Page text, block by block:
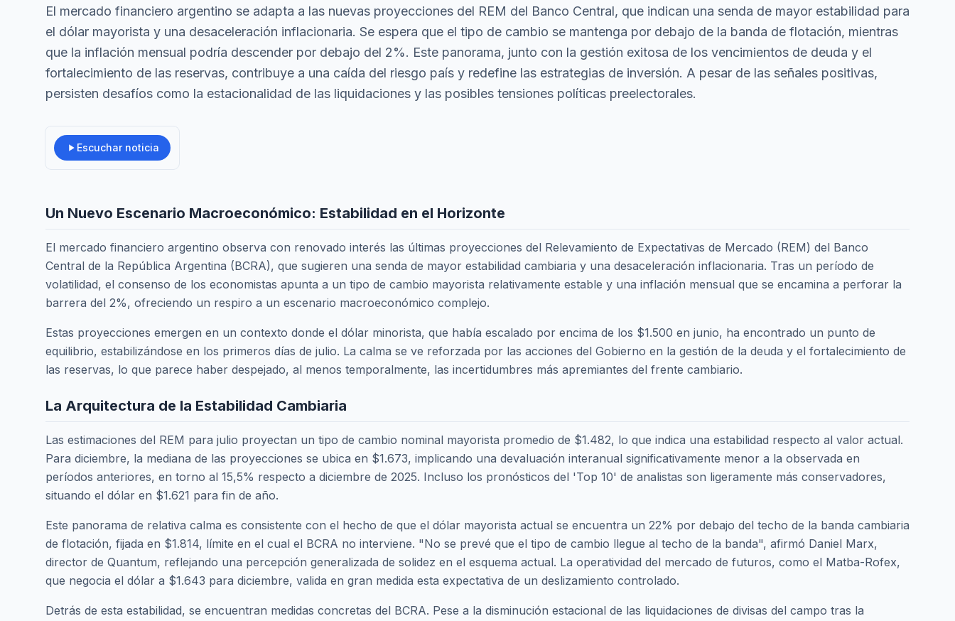
El mercado financiero argentino se adapta a las nuevas proyecciones del REM del Banco Central, que indican una senda de mayor estabilidad para
el dólar mayorista y una desaceleración inflacionaria. Se espera que el tipo de cambio se mantenga por debajo de la banda de flotación, mientras
que la inflación mensual podría descender por debajo del 2%. Este panorama, junto con la gestión exitosa de los vencimientos de deuda y el
fortalecimiento de las reservas, contribuye a una caída del riesgo país y redefine las estrategias de inversión. A pesar de las señales positivas,
persisten desafíos como la estacionalidad de las liquidaciones y las posibles tensiones políticas preelectorales.
Escuchar noticia
Un Nuevo Escenario Macroeconómico: Estabilidad en el Horizonte
El mercado financiero argentino observa con renovado interés las últimas proyecciones del Relevamiento de Expectativas de Mercado (REM) del Banco
Central de la República Argentina (BCRA), que sugieren una senda de mayor estabilidad cambiaria y una desaceleración inflacionaria. Tras un período de
volatilidad, el consenso de los economistas apunta a un tipo de cambio mayorista relativamente estable y una inflación mensual que se encamina a perforar la
barrera del 2%, ofreciendo un respiro a un escenario macroeconómico complejo.
Estas proyecciones emergen en un contexto donde el dólar minorista, que había escalado por encima de los $1.500 en junio, ha encontrado un punto de
equilibrio, estabilizándose en los primeros días de julio. La calma se ve reforzada por las acciones del Gobierno en la gestión de la deuda y el fortalecimiento de
las reservas, lo que parece haber despejado, al menos temporalmente, las incertidumbres más apremiantes del frente cambiario.
La Arquitectura de la Estabilidad Cambiaria
Las estimaciones del REM para julio proyectan un tipo de cambio nominal mayorista promedio de $1.482, lo que indica una estabilidad respecto al valor actual.
Para diciembre, la mediana de las proyecciones se ubica en $1.673, implicando una devaluación interanual significativamente menor a la observada en
períodos anteriores, en torno al 15,5% respecto a diciembre de 2025. Incluso los pronósticos del 'Top 10' de analistas son ligeramente más conservadores,
situando el dólar en $1.621 para fin de año.
Este panorama de relativa calma es consistente con el hecho de que el dólar mayorista actual se encuentra un 22% por debajo del techo de la banda cambiaria
de flotación, fijada en $1.814, límite en el cual el BCRA no interviene. "No se prevé que el tipo de cambio llegue al techo de la banda", afirmó Daniel Marx,
director de Quantum, reflejando una percepción generalizada de solidez en el esquema actual. La operatividad del mercado de futuros, como el Matba-Rofex,
que negocia el dólar a $1.643 para diciembre, valida en gran medida esta expectativa de un deslizamiento controlado.
Detrás de esta estabilidad, se encuentran medidas concretas del BCRA. Pese a la disminución estacional de las liquidaciones de divisas del campo tras la